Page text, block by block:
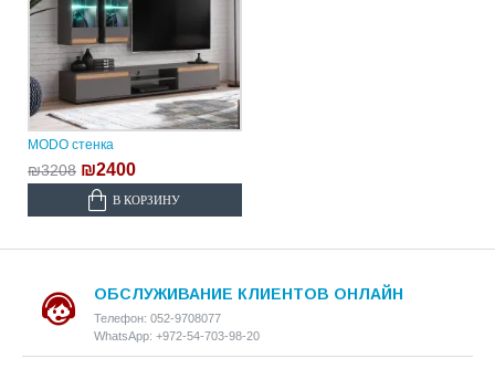
MODO стенка
₪3208 ₪2400
В КОРЗИНУ
ОБСЛУЖИВАНИЕ КЛИЕНТОВ ОНЛАЙН
Телефон: 052-9708077
WhatsApp: +972-54-703-98-20